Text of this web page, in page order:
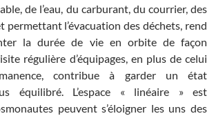
de l’eau, du carburant, du courrier, des
permettant l’évacuation des déchets, rend
la durée de vie en orbite de façon
régulière d’équipages, en plus de celui
contribue à garder un état
équilibré. L’espace « linéaire » est
peuvent s’éloigner les uns des